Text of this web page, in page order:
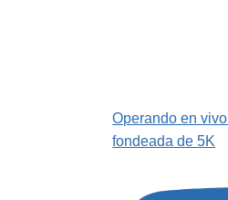
Operando en
fondeada de 5K